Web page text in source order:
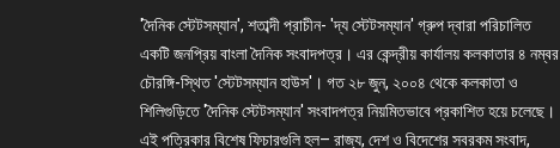
'দৈনিক স্টেটসম্যান', শতাব্দী প্রাচীন- 'দ্য স্টেটসম্যান' গ্রুপ দ্বারা পরিচালিত
একটি জনপ্রিয় বাংলা দৈনিক সংবাদপত্র। এর কেন্দ্রীয় কার্যালয় কলকাতার ৪ নম্বর
চৌরঙ্গি-স্থিত 'স্টেটসম্যান হাউস'। গত ২৮ জুন, ২০০৪ থেকে কলকাতা ও
শিলিগুড়িতে 'দৈনিক স্টেটসম্যান' সংবাদপত্র নিয়মিতভাবে প্রকাশিত হয়ে চলেছে।
এই পত্রিকার বিশেষ ফিচারগুলি হল– রাজ্য, দেশ ও বিদেশের সবরকম সংবাদ,